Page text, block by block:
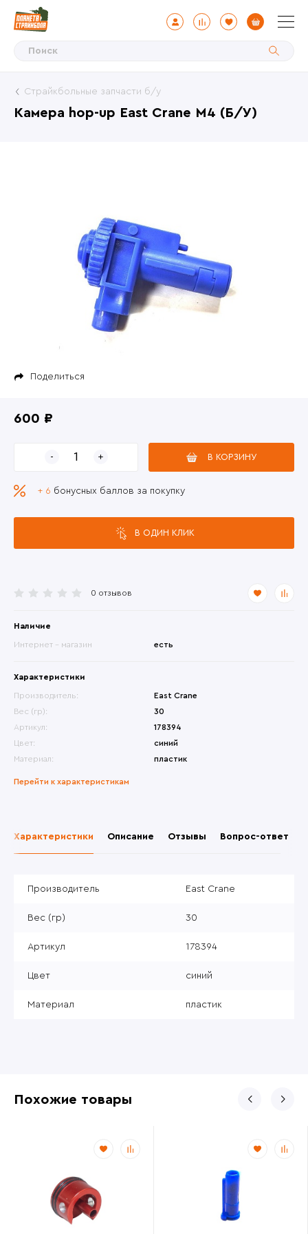
Камера hop-up East Crane M4 (Б/У)
Страйкбольные запчасти б/у
Поделиться
0 отзывов
Наличие
Интернет - магазин есть
Характеристики
Производитель:
East Crane
Вес (гр):
30
Артикул:
178394
Цвет:
синий
Материал:
пластик
Перейти к характеристикам
600 ₽
В КОРЗИНУ
+ 6 бонусных баллов за покупку
В ОДИН КЛИК
Характеристики Описание Отзывы Вопрос-ответ
Производитель East Crane
Вес (гр) 30
Артикул 178394
Цвет синий
Материал пластик
Похожие товары